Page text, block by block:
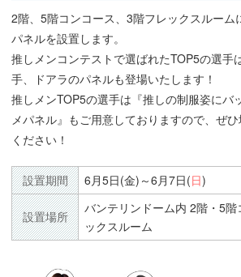
2階、5階コンコース、3階フレックスルーム
パネルを設置します。
推しメンコンテストで選ばれたTOP5の選手
手、ドアラのパネルも登場いたします！
推しメンTOP5の選手は『推しの制服姿にバ
メパネル』もご用意しておりますので、ぜ
ください！
設置期間 6月5日(金)～6月7日(日)
設置場所
バンテリンドーム内 2階・5
ックスルーム